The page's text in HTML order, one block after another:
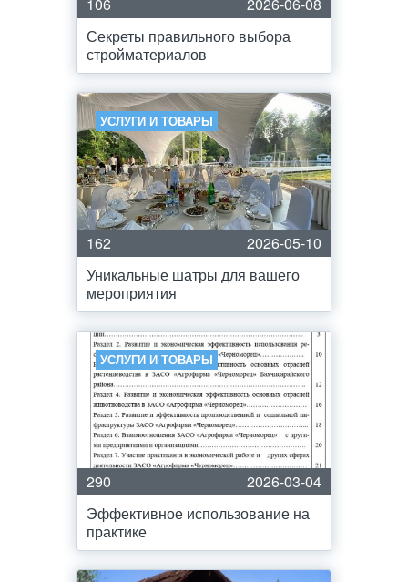
Секреты правильного выбора
стройматериалов
УСЛУГИ И ТОВАРЫ
162
2026-05-10
Уникальные шатры для вашего
мероприятия
УСЛУГИ И ТОВАРЫ
290
2026-03-04
Эффективное использование на
практике